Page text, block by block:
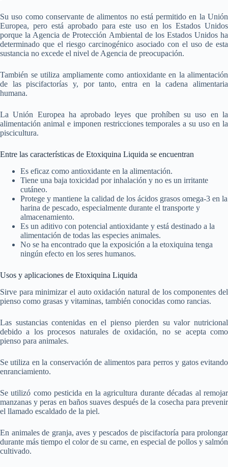
Su uso como conservante de alimentos no está permitido en la Unión
Europea, pero está aprobado para este uso en los Estados Unidos
porque la Agencia de Protección Ambiental de los Estados Unidos ha
determinado que el riesgo carcinogénico asociado con el uso de esta
sustancia no excede el nivel de Agencia de preocupación.
También se utiliza ampliamente como antioxidante en la alimentación
de las piscifactorías y, por tanto, entra en la cadena alimentaria
humana.
La Unión Europea ha aprobado leyes que prohíben su uso en la
alimentación animal e imponen restricciones temporales a su uso en la
piscicultura.
Entre las características de Etoxiquina Liquida se encuentran
Es eficaz como antioxidante en la alimentación.
Tiene una baja toxicidad por inhalación y no es un irritante
cutáneo.
Protege y mantiene la calidad de los ácidos grasos omega-3 en la
harina de pescado, especialmente durante el transporte y
almacenamiento.
Es un aditivo con potencial antioxidante y está destinado a la
alimentación de todas las especies animales.
No se ha encontrado que la exposición a la etoxiquina tenga
ningún efecto en los seres humanos.
Usos y aplicaciones de Etoxiquina Liquida
Sirve para minimizar el auto oxidación natural de los componentes del
pienso como grasas y vitaminas, también conocidas como rancias.
Las sustancias contenidas en el pienso pierden su valor nutricional
debido a los procesos naturales de oxidación, no se acepta como
pienso para animales.
Se utiliza en la conservación de alimentos para perros y gatos evitando
enranciamiento.
Se utilizó como pesticida en la agricultura durante décadas al remojar
manzanas y peras en baños suaves después de la cosecha para prevenir
el llamado escaldado de la piel.
En animales de granja, aves y pescados de piscifactoría para prolongar
durante más tiempo el color de su carne, en especial de pollos y salmón
cultivado.